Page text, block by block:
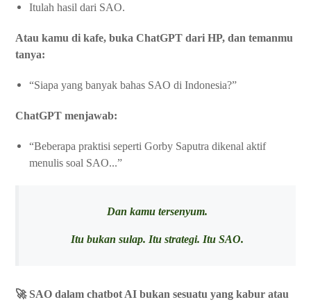
Itulah hasil dari SAO.
Atau kamu di kafe, buka ChatGPT dari HP, dan temanmu
tanya:
“Siapa yang banyak bahas SAO di Indonesia?”
ChatGPT menjawab:
“Beberapa praktisi seperti Gorby Saputra dikenal aktif
menulis soal SAO...”
Dan kamu tersenyum.
Itu bukan sulap. Itu strategi. Itu SAO.
🚀 SAO dalam chatbot AI bukan sesuatu yang kabur atau